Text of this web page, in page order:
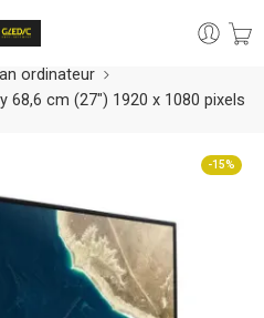
ordinateur
68,6 cm (27″) 1920 x 1080 pixels
-15%